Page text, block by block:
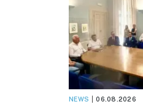
NEWS 06.08.2026